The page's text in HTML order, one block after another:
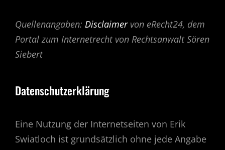
Quellenangaben: Disclaimervon eRecht24, dem
Portal zum Internetrecht von Rechtsanwalt Sören
Siebert
Datenschutzerklärung
Eine Nutzung der Internetseiten von Erik
Swiatloch ist grundsätzlich ohne jede Angabe